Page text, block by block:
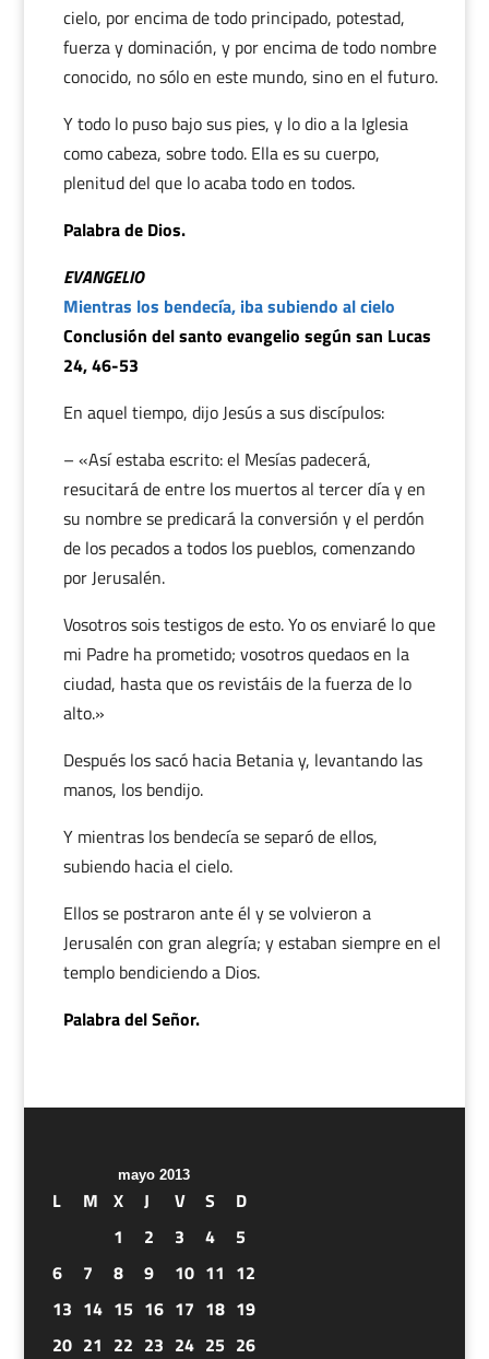
cielo, por encima de todo principado, potestad,
fuerza y dominación, y por encima de todo nombre
conocido, no sólo en este mundo, sino en el futuro.
Y todo lo puso bajo sus pies, y lo dio a la Iglesia
como cabeza, sobre todo. Ella es su cuerpo,
plenitud del que lo acaba todo en todos.
Palabra de Dios.
EVANGELIO
Mientras los bendecía, iba subiendo al cielo
Conclusión del santo evangelio según san Lucas
24, 46-53
En aquel tiempo, dijo Jesús a sus discípulos:
– «Así estaba escrito: el Mesías padecerá,
resucitará de entre los muertos al tercer día y en
su nombre se predicará la conversión y el perdón
de los pecados a todos los pueblos, comenzando
por Jerusalén.
Vosotros sois testigos de esto. Yo os enviaré lo que
mi Padre ha prometido; vosotros quedaos en la
ciudad, hasta que os revistáis de la fuerza de lo
alto.»
Después los sacó hacia Betania y, levantando las
manos, los bendijo.
Y mientras los bendecía se separó de ellos,
subiendo hacia el cielo.
Ellos se postraron ante él y se volvieron a
Jerusalén con gran alegría; y estaban siempre en el
templo bendiciendo a Dios.
Palabra del Señor.
mayo 2013
L M X J V S
D
1
2 3 4
5
6
7 8 9 10 11 12
13 14 15 16 17 18 19
20 21 22 23 24 25 26